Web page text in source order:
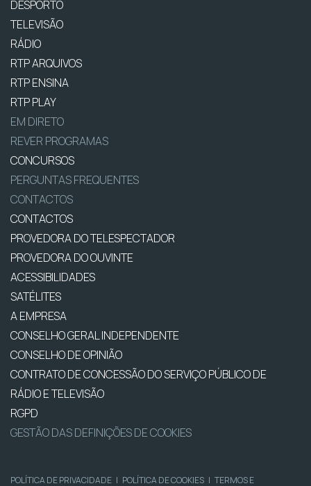
DESPORTO
TELEVISÃO
RÁDIO
RTP ARQUIVOS
RTP ENSINA
RTP PLAY
EM DIRETO
REVER PROGRAMAS
CONCURSOS
PERGUNTAS FREQUENTES
CONTACTOS
CONTACTOS
PROVEDORA DO TELESPECTADOR
PROVEDORA DO OUVINTE
ACESSIBILIDADES
SATÉLITES
A EMPRESA
CONSELHO GERAL INDEPENDENTE
CONSELHO DE OPINIÃO
CONTRATO DE CONCESSÃO DO SERVIÇO PÚBLICO DE
RÁDIO E TELEVISÃO
RGPD
GESTÃO DAS DEFINIÇÕES DE COOKIES
POLÍTICA DE PRIVACIDADE | POLÍTICA DE COOKIES | TERMOS E